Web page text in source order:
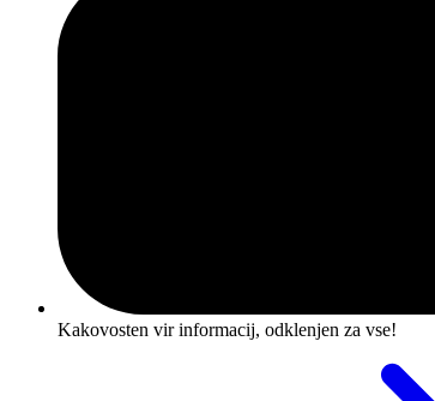
Kakovosten vir informacij, odklenjen za vse!